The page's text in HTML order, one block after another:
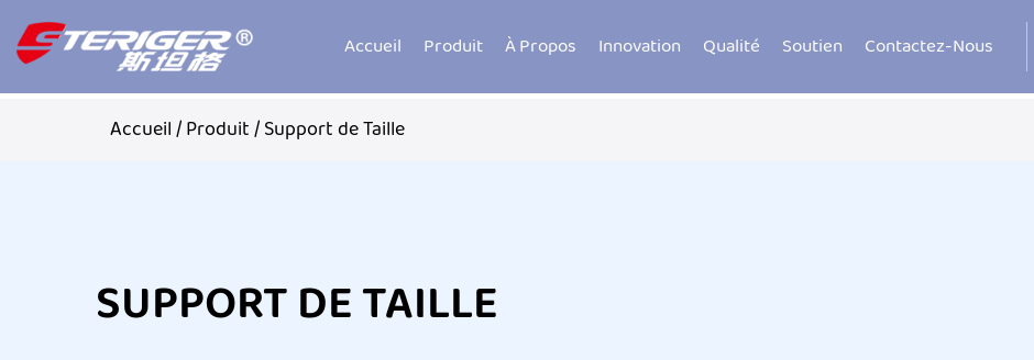
Accueil Produit À Propos Innovation Qualité Soutien Contactez-Nous
Accueil/Produit/Support de Taille
SUPPORT DE TAILLE